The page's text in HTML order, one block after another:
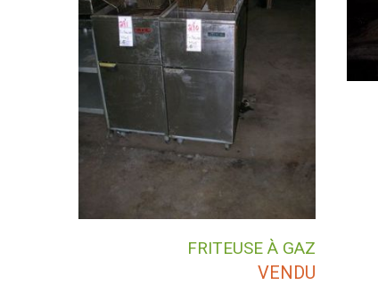
FRITEUSE À GAZ
VENDU